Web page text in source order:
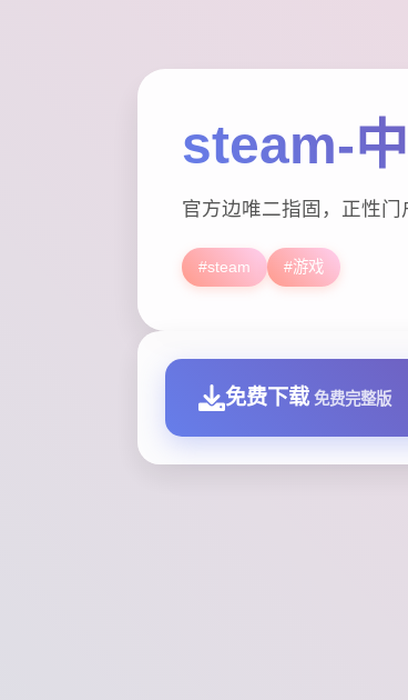
steam-
官方边唯二指固，正性
#steam #游戏
免费下载 免费完整版